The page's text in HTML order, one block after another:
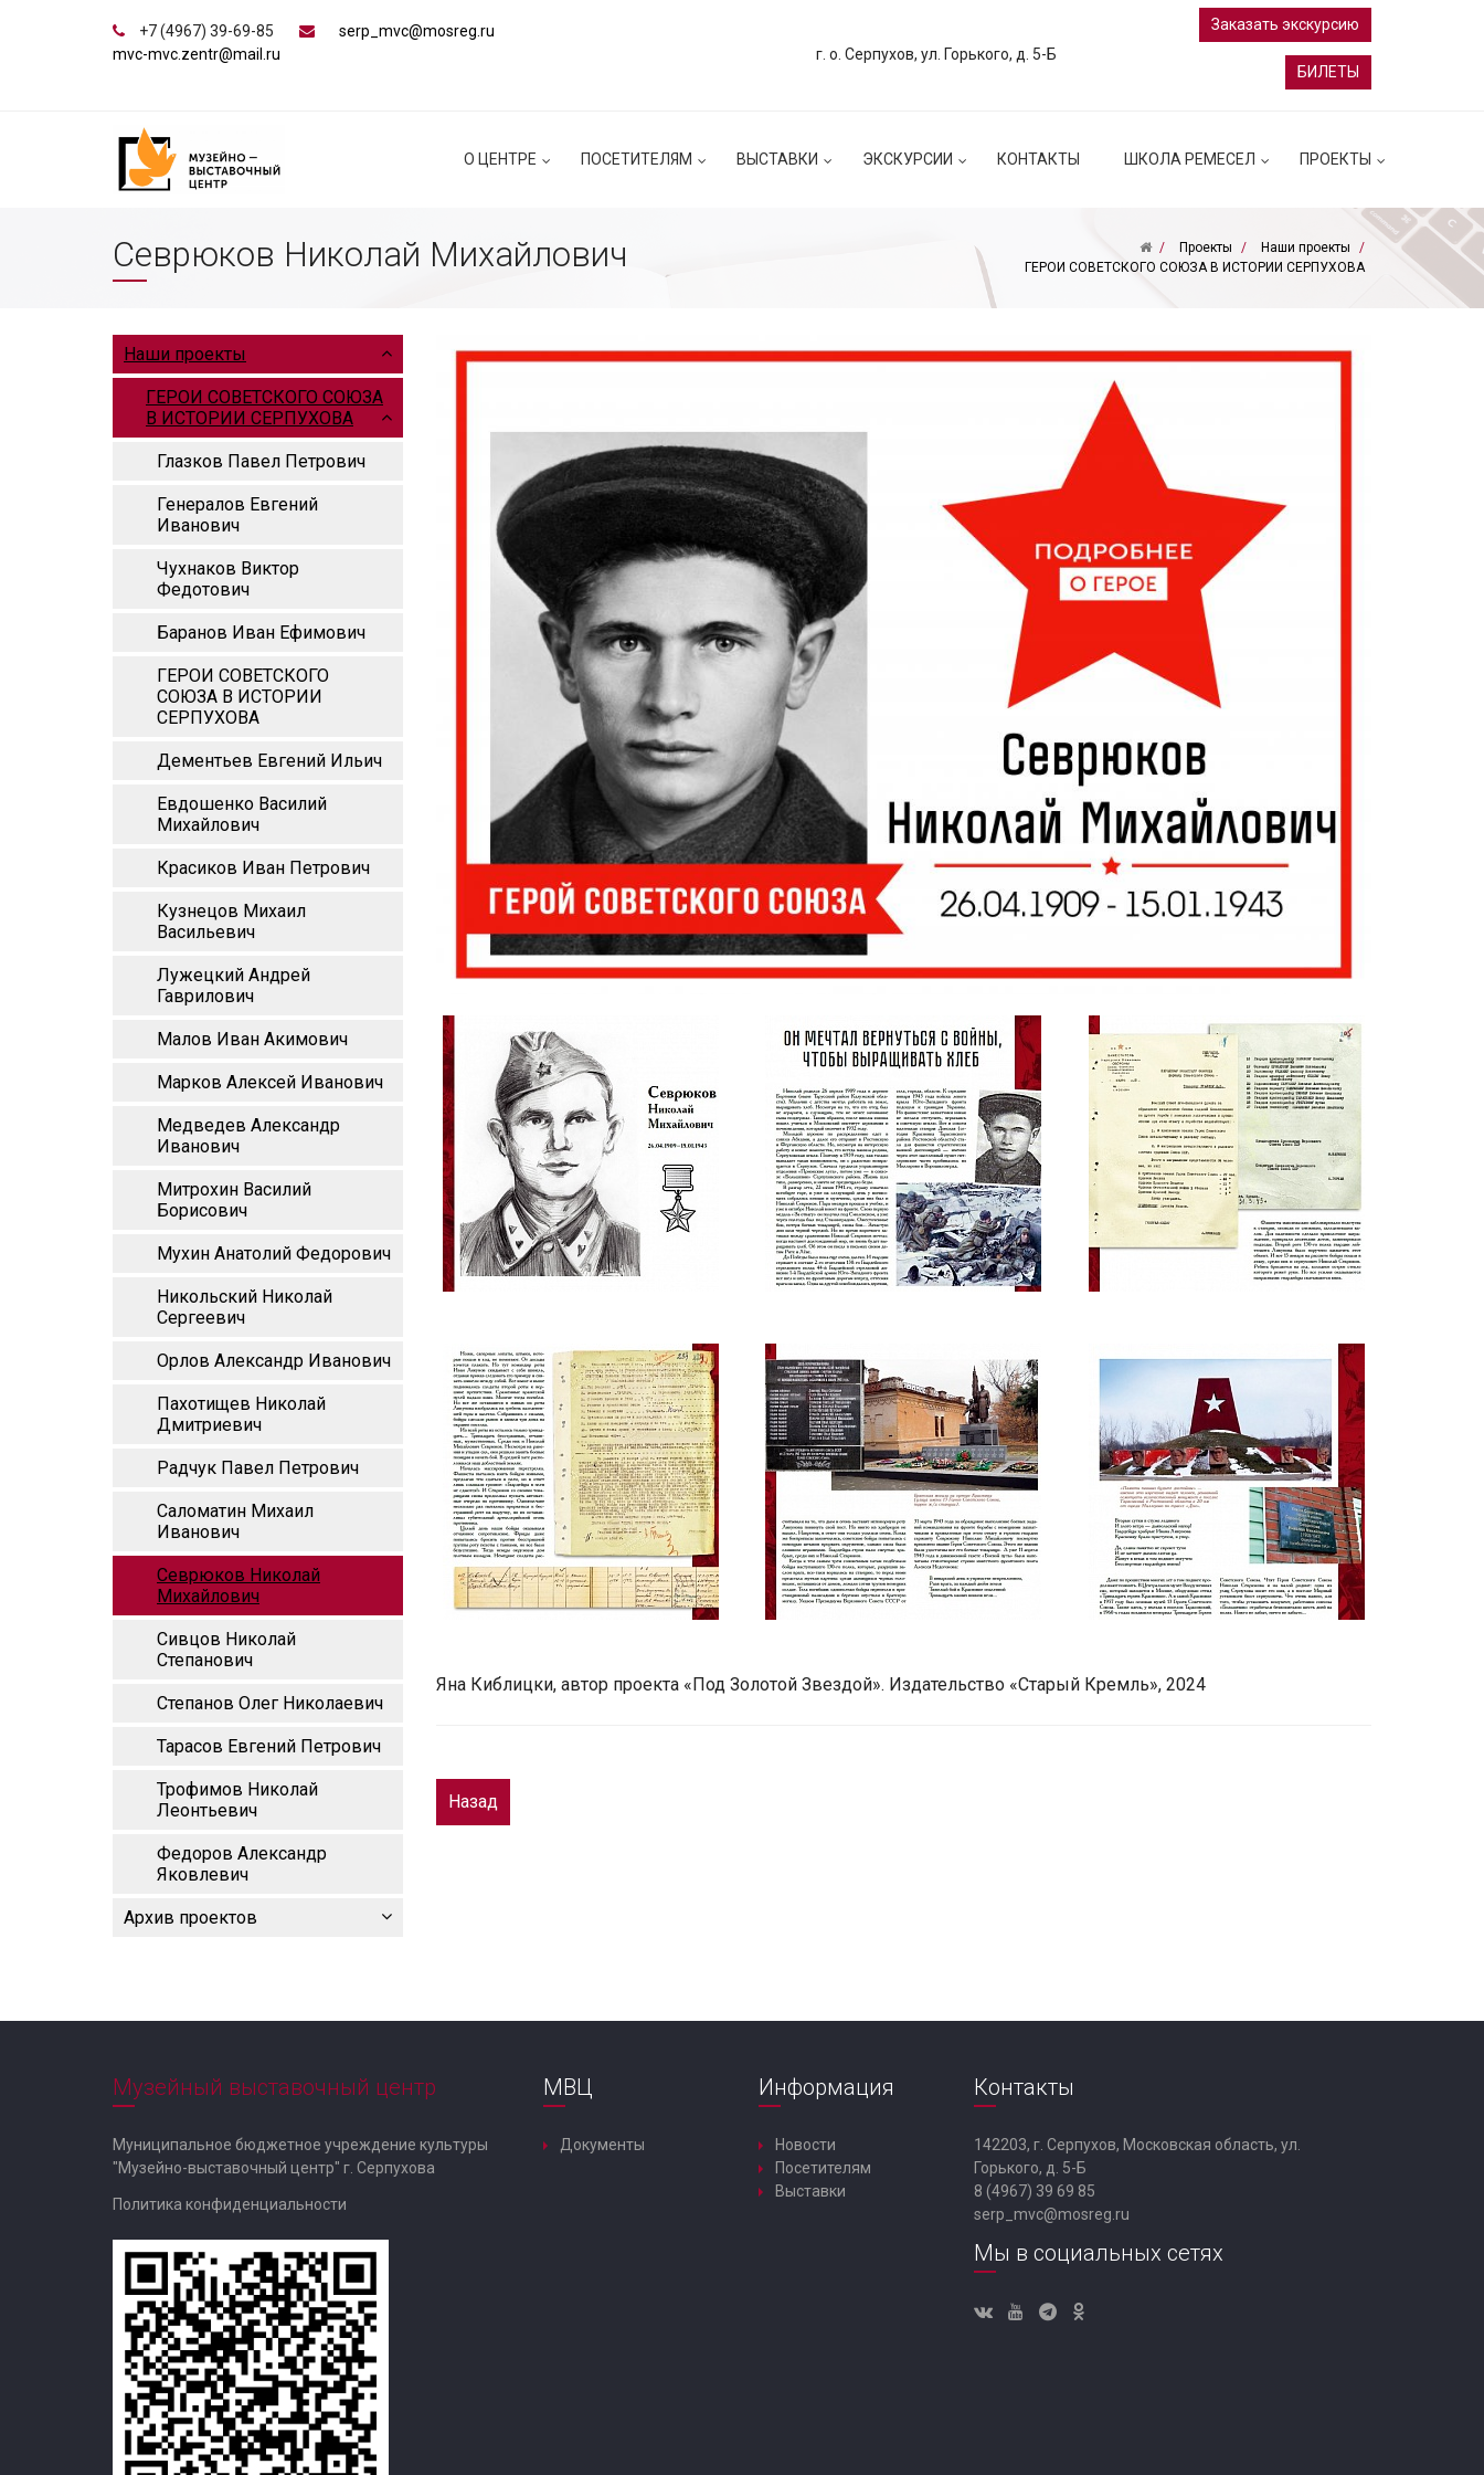
+7 (4967) 39-69-85
serp_mvc@mosreg.ru
mvc-mvc.zentr@mail.ru
г. о. Серпухов, ул. Горького, д. 5-Б
Заказать экскурсию
БИЛЕТЫ
О ЦЕНТРЕ ПОСЕТИТЕЛЯМ ВЫСТАВКИ ЭКСКУРСИИ КОНТАКТЫ ШКОЛА РЕМЕСЕЛ ПРОЕКТЫ
Севрюков Николай Михайлович Проекты
Наши проекты
ГЕРОИ СОВЕТСКОГО СОЮЗА В ИСТОРИИ СЕРПУХОВА
Наши проекты
ГЕРОИ СОВЕТСКОГО СОЮЗА
В ИСТОРИИ СЕРПУХОВА
Глазков Павел Петрович
Генералов Евгений
Иванович
Чухнаков Виктор
Федотович
Баранов Иван Ефимович
ГЕРОИ СОВЕТСКОГО
СОЮЗА В ИСТОРИИ
СЕРПУХОВА
Дементьев Евгений Ильич
Евдошенко Василий
Михайлович
Красиков Иван Петрович
Кузнецов Михаил
Васильевич
Лужецкий Андрей
Гаврилович
Малов Иван Акимович
Марков Алексей Иванович
Медведев Александр
Иванович
Митрохин Василий
Борисович
Мухин Анатолий Федорович
Никольский Николай
Сергеевич
Орлов Александр Иванович
Пахотищев Николай
Дмитриевич
Радчук Павел Петрович
Саломатин Михаил
Иванович
Севрюков Николай
Михайлович
Сивцов Николай
Степанович
Степанов Олег Николаевич
Тарасов Евгений Петрович
Трофимов Николай
Леонтьевич
Федоров Александр
Яковлевич
Архив проектов
Яна Киблицки, автор проекта «Под Золотой Звездой». Издательство «Старый Кремль», 2024
Назад
Музейный выставочный центр
Муниципальное бюджетное учреждение культуры
"Музейно-выставочный центр" г. Серпухова
Политика конфиденциальности
МВЦ
Документы
Информация
Новости
Посетителям
Выставки
Контакты
142203, г. Серпухов, Московская область, ул.
Горького, д. 5-Б
8 (4967) 39 69 85
serp_mvc@mosreg.ru
Мы в социальных сетях